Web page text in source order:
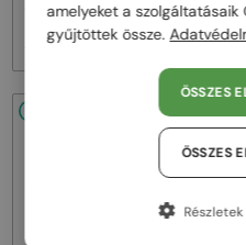
66 000 Ft 82 000 Ft
amelyeket a
gyűjtöttek össze.
ÖSSZES
ÖSSZES